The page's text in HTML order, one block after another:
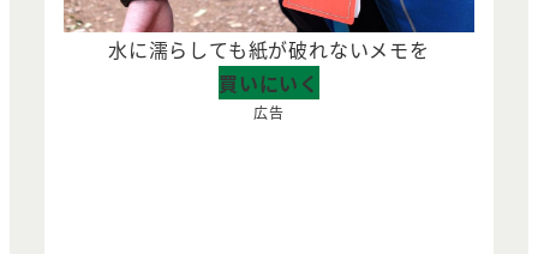
水に濡らしても紙が破れないメモを
買いにいく
広告